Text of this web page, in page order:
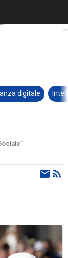
digitale